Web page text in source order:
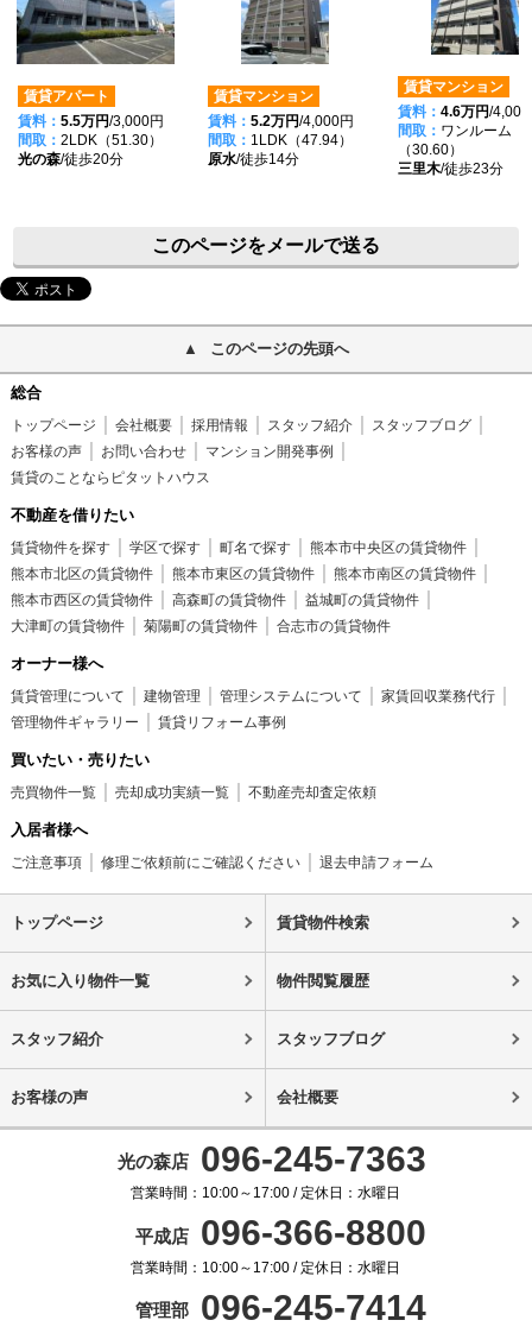
賃貸アパート
賃料： 5.5万円/3,000円
間取： 2LDK（51.30）
光の森/徒歩20分
賃貸マンション
賃料： 5.2万円/4,000円
間取： 1LDK（47.94）
原水/徒歩14分
賃貸マンション
賃料： 4.6万円/4,000
間取： ワンルーム
（30.60）
三里木/徒歩23分
このページをメールで送る
このページの先頭へ
総合
トップページ 会社概要 採用情報 スタッフ紹介
スタッフブログ
お客様の声
お問い合わせ
マンション開発事例
賃貸のことならピタットハウス
不動産を借りたい
賃貸物件を探す 学区で探す 町名で探す
熊本市中央区の賃貸物件
熊本市北区の賃貸物件
熊本市東区の賃貸物件
熊本市南区の賃貸物件
熊本市西区の賃貸物件
高森町の賃貸物件
益城町の賃貸物件
大津町の賃貸物件
菊陽町の賃貸物件 合志市の賃貸物件
オーナー様へ
賃貸管理について 建物管理 管理システムについて
家賃回収業務代行
管理物件ギャラリー
賃貸リフォーム事例
買いたい・売りたい
売買物件一覧 売却成功実績一覧 不動産売却査定依頼
入居者様へ
ご注意事項 修理ご依頼前にご確認ください 退去申請フォーム
トップページ 賃貸物件検索
お気に入り物件一覧 物件閲覧履歴
スタッフ紹介 スタッフブログ
お客様の声 会社概要
光の森店 096-245-7363
営業時間：10:00～17:00 / 定休日：水曜日
平成店 096-366-8800
営業時間：10:00～17:00 / 定休日：水曜日
管理部 096-245-7414